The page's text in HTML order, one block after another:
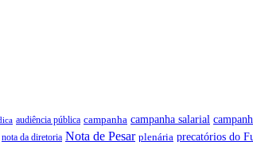
audiência pública campanha campanha salarial
nota da diretoria Nota de Pesar plenária precatórios do